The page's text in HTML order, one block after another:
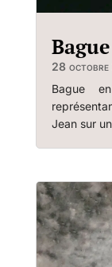
28
Bague
Jean sur